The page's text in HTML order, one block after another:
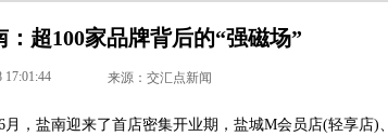
：超100家品牌背后的“强磁场”
17:01:44 来源：交汇点新闻
盐南迎来了首店密集开业期，盐城M会员店(轻享店)、